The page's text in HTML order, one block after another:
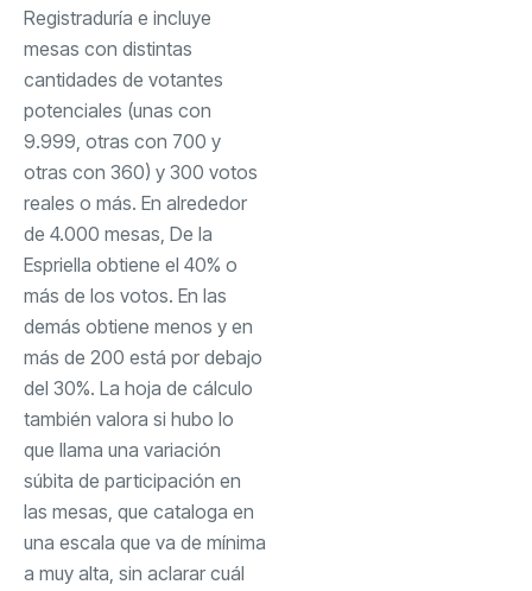
Registraduría e incluye
mesas con distintas
cantidades de votantes
potenciales (unas con
9.999, otras con 700 y
otras con 360) y 300 votos
reales o más. En alrededor
de 4.000 mesas, De la
Espriella obtiene el 40% o
más de los votos. En las
demás obtiene menos y en
más de 200 está por debajo
del 30%. La hoja de cálculo
también valora si hubo lo
que llama una variación
súbita de participación en
las mesas, que cataloga en
una escala que va de mínima
a muy alta, sin aclarar cuál